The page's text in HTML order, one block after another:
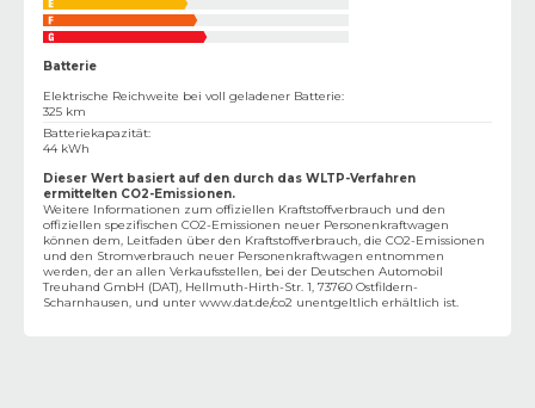
Batterie
Elektrische Reichweite bei voll geladener Batterie:
325 km
Batteriekapazität:
44 kWh
Dieser Wert basiert auf den durch das WLTP-Verfahren
ermittelten CO2-Emissionen.
Weitere Informationen zum offiziellen Kraftstoffverbrauch und den
offiziellen spezifischen CO2-Emissionen neuer Personenkraftwagen
können dem‚ Leitfaden über den Kraftstoffverbrauch, die CO2-Emissionen
und den Stromverbrauch neuer Personenkraftwagen entnommen
werden, der an allen Verkaufsstellen, bei der Deutschen Automobil
Treuhand GmbH (DAT), Hellmuth-Hirth-Str. 1, 73760 Ostfildern-
Scharnhausen, und unter www.dat.de/co2 unentgeltlich erhältlich ist.